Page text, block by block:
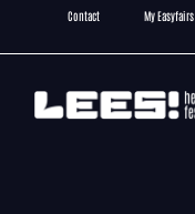
Contact My Easyfairs